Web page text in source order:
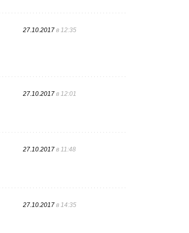
27.10.2017 в 12:35
27.10.2017 в 12:01
27.10.2017 в 11:48
27.10.2017 в 14:35